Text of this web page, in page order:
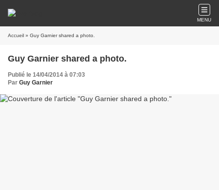
MENU
Accueil » Guy Garnier shared a photo.
Guy Garnier shared a photo.
Publié le 14/04/2014 à 07:03
Par Guy Garnier